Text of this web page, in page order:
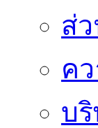
ส่
ค
บ